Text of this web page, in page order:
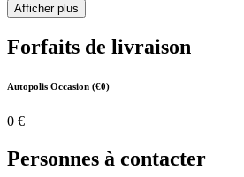
Afficher plus
Forfaits de livraison
Autopolis Occasion (€0)
0 €
Personnes à contacter